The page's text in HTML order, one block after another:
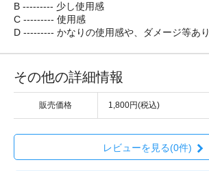
B --------- 少し使用感
C --------- 使用感
D --------- かなりの使用感や、ダメージ等あり
その他の詳細情報
販売価格 1,800円(税込)
レビューを見る(0件)